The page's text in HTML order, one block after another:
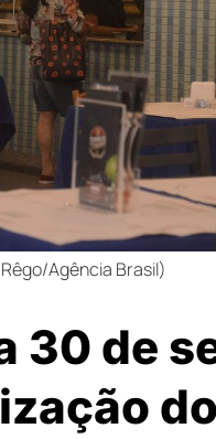
Agência Brasil)
30 de